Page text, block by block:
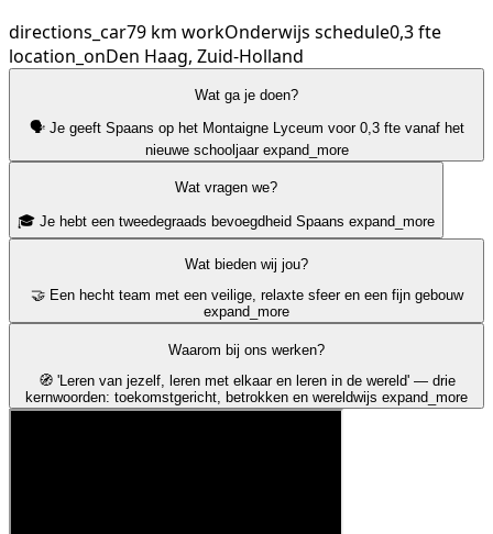
directions_car79 km workOnderwijs schedule0,3 fte
location_onDen Haag, Zuid-Holland
Wat ga je doen?
🗣️ Je geeft Spaans op het Montaigne Lyceum voor 0,3 fte vanaf het
nieuwe schooljaar expand_more
Wat vragen we?
🎓 Je hebt een tweedegraads bevoegdheid Spaans expand_more
Wat bieden wij jou?
🤝 Een hecht team met een veilige, relaxte sfeer en een fijn gebouw
expand_more
Waarom bij ons werken?
🧭 'Leren van jezelf, leren met elkaar en leren in de wereld' — drie
kernwoorden: toekomstgericht, betrokken en wereldwijs expand_more